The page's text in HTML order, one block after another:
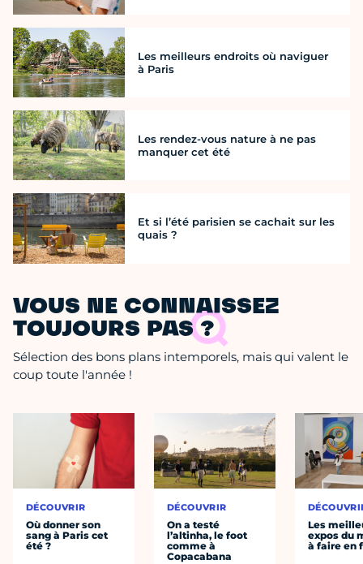
Les meilleurs endroits où naviguer
à Paris
Les rendez-vous nature à ne pas
manquer cet été
Et si l’été parisien se cachait sur les
quais ?
VOUS NE CONNAISSEZ
TOUJOURS PAS ?
Sélection des bons plans intemporels, mais qui valent le
coup toute l'année !
DÉCOUVRIR
Où donner son
sang à Paris cet
été ?
DÉCOUVRIR
On a testé
l’altinha, le foot
comme à
Copacabana
Les
expos du
à faire en